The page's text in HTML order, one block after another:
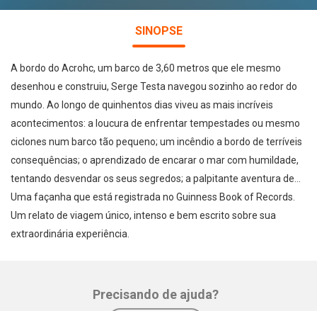
SINOPSE
A bordo do Acrohc, um barco de 3,60 metros que ele mesmo
desenhou e construiu, Serge Testa navegou sozinho ao redor do
mundo. Ao longo de quinhentos dias viveu as mais incríveis
acontecimentos: a loucura de enfrentar tempestades ou mesmo
ciclones num barco tão pequeno; um incêndio a bordo de terríveis
consequências; o aprendizado de encarar o mar com humildade,
tentando desvendar os seus segredos; a palpitante aventura de...
Uma façanha que está registrada no Guinness Book of Records.
Um relato de viagem único, intenso e bem escrito sobre sua
extraordinária experiência.
Precisando de ajuda?